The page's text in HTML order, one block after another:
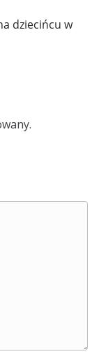
dziecińcu w